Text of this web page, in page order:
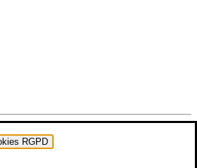
Hestia | Desarrollado porThemeIsle
RGPD